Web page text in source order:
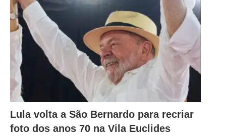
Lula volta a São Bernardo para recriar
foto dos anos 70 na Vila Euclides